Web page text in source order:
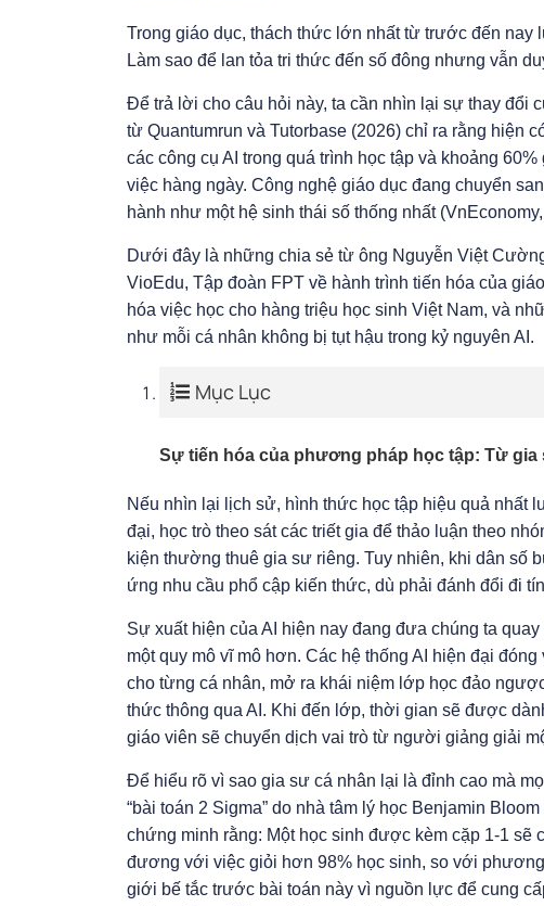
Trong giáo dục, thách thức lớn nhất từ trước đến
Làm sao để lan tỏa tri thức đến số đông nhưng vẫn
Để trả lời cho câu hỏi này, ta cần nhìn lại sự thay đổi
từ Quantumrun và Tutorbase (2026) chỉ ra rằng hiện
các công cụ AI trong quá trình học tập và khoảng
việc hàng ngày. Công nghệ giáo dục đang chuyển
hành như một hệ sinh thái số thống nhất
Dưới đây là những chia sẻ từ ông Nguyễn Việt
VioEdu, Tập đoàn FPT về hành trình tiến hóa của
hóa việc học cho hàng triệu học sinh Việt Nam, và
như mỗi cá nhân không bị tụt hậu trong kỷ nguyên AI.
Mục Lục
Sự tiến hóa của phương pháp học tập: Từ
Nếu nhìn lại lịch sử, hình thức học tập hiệu quả nhất
đại, học trò theo sát các triết gia để thảo luận theo
kiện thường thuê gia sư riêng. Tuy nhiên, khi dân số
ứng nhu cầu phổ cập kiến thức, dù phải đánh đổi đi
Sự xuất hiện của AI hiện nay đang đưa chúng ta
một quy mô vĩ mô hơn. Các hệ thống AI hiện đại
cho từng cá nhân, mở ra khái niệm lớp học đảo
thức thông qua AI. Khi đến lớp, thời gian sẽ được
giáo viên sẽ chuyển dịch vai trò từ người giảng giải
Để hiểu rõ vì sao gia sư cá nhân lại là đỉnh cao mà
“bài toán 2 Sigma” do nhà tâm lý học Benjamin
chứng minh rằng: Một học sinh được kèm cặp 1-1
đương với việc giỏi hơn 98% học sinh, so với
giới bế tắc trước bài toán này vì nguồn lực để cung